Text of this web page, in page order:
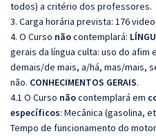
todos) a critério dos professores.
3. Carga horária prevista: 176
4. O Curso nãocontemplará:
gerais da língua culta: uso do afim
demais/de mais, a/há, mas/mais,
não. CONHECIMENTOS GERAIS.
4.1 O Curso nãocontemplará em
específicos: Mecânica (gasolina,
Tempo de funcionamento do